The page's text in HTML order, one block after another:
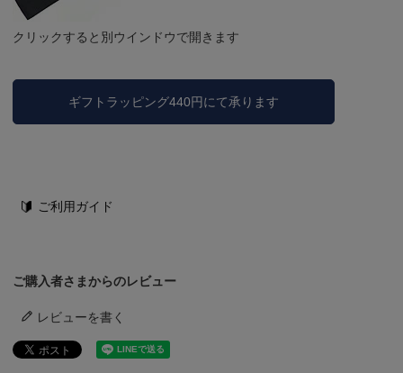
クリックすると別ウインドウで開きます
ギフトラッピング440円にて承ります
ご利用ガイド
ご購入者さまからのレビュー
レビューを書く